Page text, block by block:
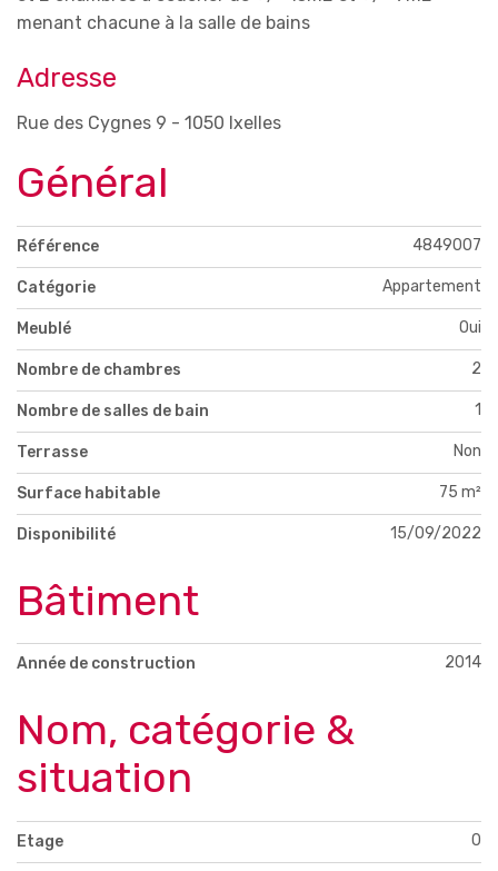
menant chacune à la salle de bains
Adresse
Rue des Cygnes 9 - 1050 Ixelles
Général
Référence 4849007
Catégorie Appartement
Meublé Oui
Nombre de chambres 2
Nombre de salles de bain 1
Terrasse Non
Surface habitable 75 m²
Disponibilité 15/09/2022
Bâtiment
Année de construction 2014
Nom, catégorie &
situation
Etage 0